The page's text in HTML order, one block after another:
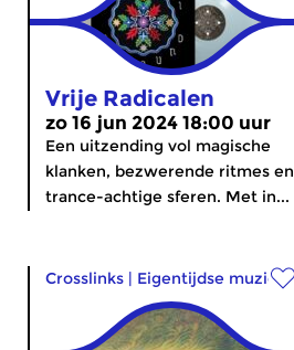
Vrije Radicalen
zo 16 jun 2024 18:00 uur
Een uitzending vol magische
klanken, bezwerende ritmes en
trance-achtige sferen. Met in...
Crosslinks | Eigentijdse muziek